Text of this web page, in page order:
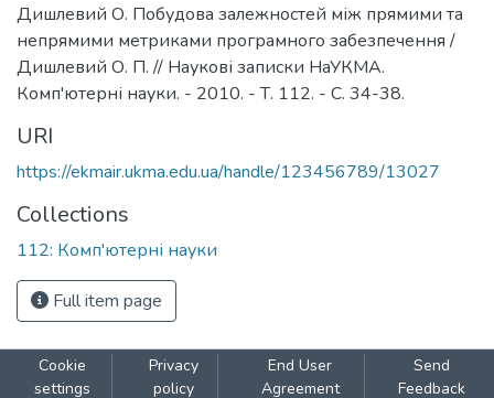
Дишлевий О. Побудова залежностей між прямими та
непрямими метриками програмного забезпечення /
Дишлевий О. П. // Наукові записки НаУКМА.
Комп'ютерні науки. - 2010. - Т. 112. - С. 34-38.
URI
https://ekmair.ukma.edu.ua/handle/123456789/13027
Collections
112: Комп'ютерні науки
Full item page
Cookie
settings
Privacy
policy
End User
Agreement
Send
Feedback